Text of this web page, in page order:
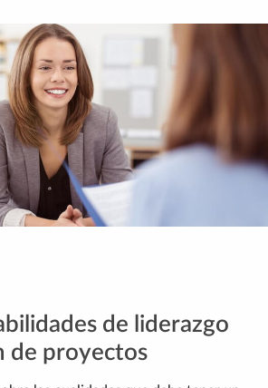
de liderazgo
de proyectos